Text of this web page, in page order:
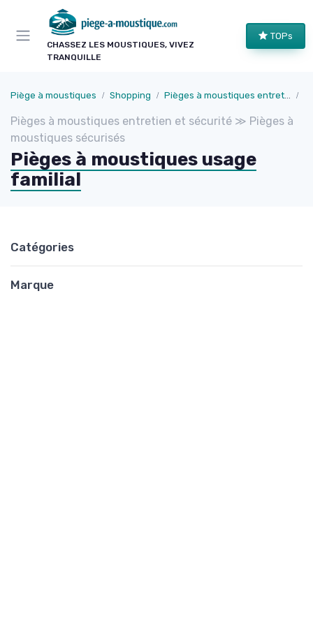
CHASSEZ LES MOUSTIQUES, VIVEZ
TRANQUILLE
TOPs
Piège à moustiques Shopping Pièges à moustiques entretien et sécurité
Pièges à moustiques entretien et sécurité ≫ Pièges à
moustiques sécurisés
Pièges à moustiques usage
familial
Catégories
Marque
Panneau de gestion des cookies